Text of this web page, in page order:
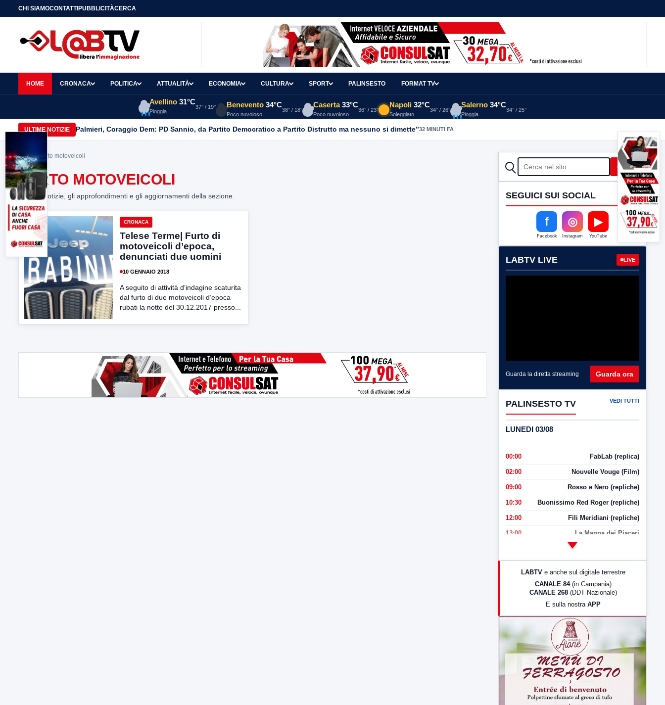
CHI SIAMOCONTATTIPUBBLICITÀCERCA
HOME CRONACA POLITICA ATTUALITÀ ECONOMIA CULTURA SPORT PALINSESTO FORMAT TV
Avellino 31°C
Pioggia
37° / 19° Benevento 34°C
Poco nuvoloso
38° / 18°
Caserta 33°C
Poco nuvoloso
36° / 23°
Napoli 32°C
Soleggiato
34° / 26°
Salerno 34°C
Pioggia
34° / 25°
ULTIME NOTIZIE Palmieri, Coraggio Dem: PD Sannio, da Partito Democratico a Partito Distrutto ma nessuno si dimette”32 MINUTI FA
Home> furto motoveicoli
FURTO MOTOVEICOLI
Tutte le notizie, gli approfondimenti e gli aggiornamenti della sezione.
CRONACA
Telese Terme| Furto di
motoveicoli d’epoca,
denunciati due uomini
10 GENNAIO 2018
A seguito di attività d’indagine scaturita
dal furto di due motoveicoli d’epoca
rubati la notte del 30.12.2017 presso...
CERCA Cerca
SEGUICI SUI SOCIAL
f
Facebook
◎
Instagram
▶
YouTube
LABTV LIVE LIVE
Guarda la diretta streaming Guarda ora
PALINSESTO TV VEDI TUTTI
LUNEDI 03/08
00:00 FabLab (replica)
02:00 Nouvelle Vouge (Film)
09:00 Rosso e Nero (repliche)
10:30 Buonissimo Red Roger (repliche)
12:00 Fili Meridiani (repliche)
13:00 La Mappa dei Piaceri
LabNews (Diretta)
LabNews (replica)
LABTV e anche sul digitale terrestre
CANALE 84 (in Campania)
CANALE 268 (DDT Nazionale)
E sulla nostra APP